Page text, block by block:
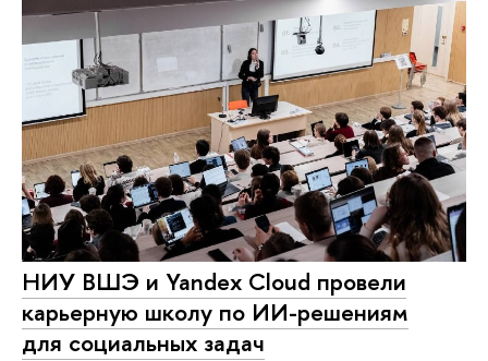
НИУ ВШЭ и Yandex Cloud провели
карьерную школу по ИИ-решениям
для социальных задач